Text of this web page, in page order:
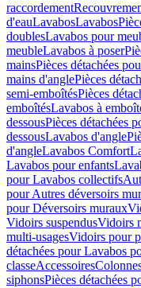
raccordement
d'eauLavabosLavabos
doublesLavabos pour
meubleLavabos à poser
mainsPièces détachées
mains d'anglePièces
semi-emboîtésPièces
emboîtésLavabos à
dessousPièces détachées
dessousLavabos d'angle
d'angleLavabos Comfort
Lavabos pour enfants
pour Lavabos collectifs
pour Autres déversoirs
pour Déversoirs muraux
Vidoirs suspendusVidoirs
multi-usagesVidoirs pour
détachées pour Lavabos
classeAccessoires
siphonsPièces détachées